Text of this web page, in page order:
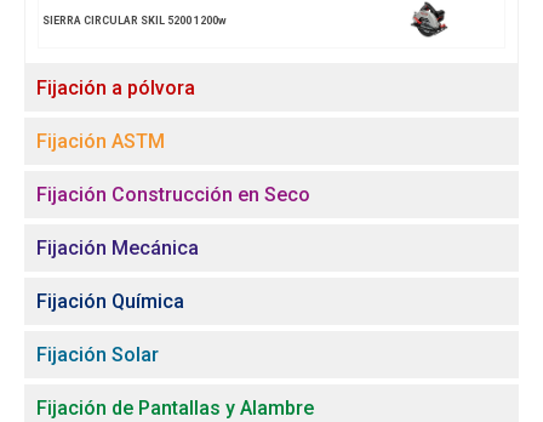
SIERRA CIRCULAR SKIL 5200 1200w
Fijación a pólvora
Fijación ASTM
Fijación Construcción en Seco
Fijación Mecánica
Fijación Química
Fijación Solar
Fijación de Pantallas y Alambre